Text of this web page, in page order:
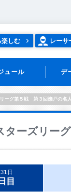
楽しむ レーサ
ュール デ
ーグ第５戦 第３回瀬戸の名
ターズリー
日
目